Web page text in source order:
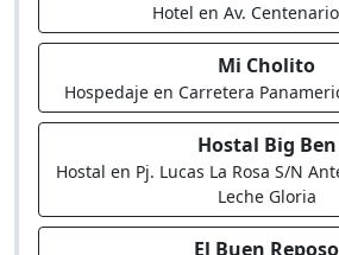
Hotel en Av.
Mi Cholito
Hospedaje en Carretera
Hostal Big Ben
Hostal en Pj. Lucas La Rosa S/N
Leche Gloria
El Buen Reposo